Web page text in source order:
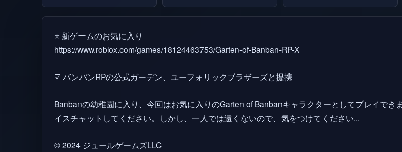
⭐ 新ゲームのお気に入り
https://www.roblox.com/games/18124463753/Garten-of-Banban-RP-X
☑️ バンバンRPの公式ガーデン、ユーフォリックブラザーズと提携
Banbanの幼稚園に入り、今回はお気に入りのGarten of Banbanキャラクターとしてプレイで
イスチャットしてください。しかし、一人では遠くないので、気をつけてください...
© 2024 ジュールゲームズLLC